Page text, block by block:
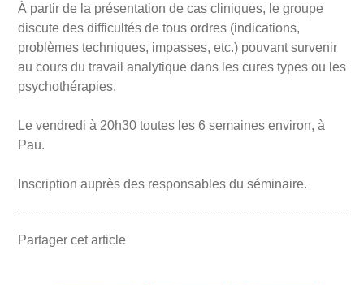
À partir de la présentation de cas cliniques, le groupe
discute des difficultés de tous ordres (indications,
problèmes techniques, impasses, etc.) pouvant survenir
au cours du travail analytique dans les cures types ou les
psychothérapies.
Le vendredi à 20h30 toutes les 6 semaines environ, à
Pau.
Inscription auprès des responsables du séminaire.
Partager cet article